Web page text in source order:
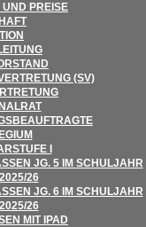
PREISE
(SV)
I
JG. 5 IM SCHUL­JAHR
2025/​​26
JG. 6 IM SCHUL­JAHR
2025/​​26
MIT IPAD